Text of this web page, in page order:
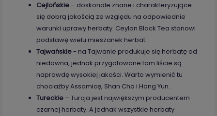
Cejlońskie – doskonale znane i charakteryzujące
się dobrą jakością ze względu na odpowiednie
warunki uprawy herbaty. Ceylon Black Tea stanowi
podstawę wielu mieszanek herbat.
Tajwańskie- na Tajwanie produkuje się herbatę od
niedawna, jednak przygotowane tam liście są
naprawdę wysokiej jakości. Warto wymienić tu
chociażby Assamicę, Shan Cha i Hong Yun.
Tureckie – Turcja jest największym producentem
czarnej herbaty. A jednak wszystkie herbaty